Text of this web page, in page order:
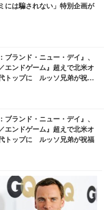
には騙されない」特別企画が
ブランド・ニュー・デイ』、
エンドゲーム』超えで北米オ
トップに ルッソ兄弟が祝福
ブランド・ニュー・デイ』、
エンドゲーム』超えで北米オ
トップに ルッソ兄弟が祝福